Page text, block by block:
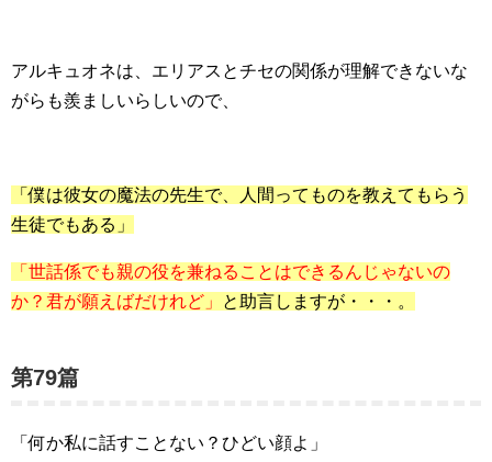
アルキュオネは、エリアスとチセの関係が理解できないな
がらも羨ましいらしいので、
「僕は彼女の魔法の先生で、人間ってものを教えてもらう
生徒でもある」
「世話係でも親の役を兼ねることはできるんじゃないの
か？君が願えばだけれど」
と助言しますが・・・。
第79篇
「何か私に話すことない？ひどい顔よ」